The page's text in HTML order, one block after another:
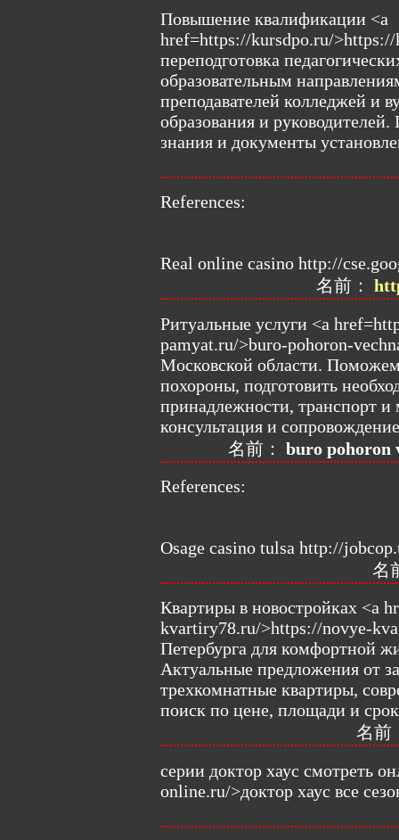
Повышение квалификации <a
href=https://kursdpo.ru/
переподготовка
образовательным
преподавателей колледжей и
образования и
знания и документы
References:
Real online casino http://
名前：
Ритуальные услуги <a
pamyat.ru/>buro-pohoron-
Московской области.
похороны, подготовить
принадлежности, транспорт и
консультация и
名前： buro pohoron
References:
Osage casino tulsa http://
名
Квартиры в новостройках <a
kvartiry78.ru/>https://novye-
Петербурга для комфортной
Актуальные предложения от
трехкомнатные квартиры,
поиск по цене, площади и
名前
серии доктор хаус смотреть
online.ru/>доктор хаус все